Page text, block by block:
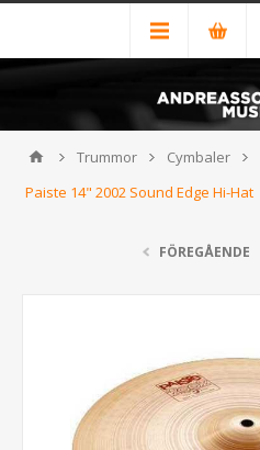
Trummor Cymbaler
Paiste 14" 2002 Sound Edge Hi-Hat
FÖREGÅENDE